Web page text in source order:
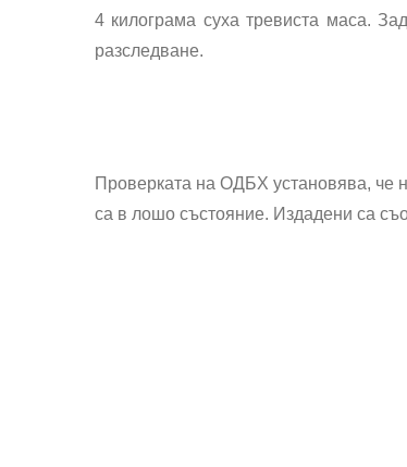
4 килограма суха тревиста маса.
разследване.
Проверката на ОДБХ установява, че
са в лошо състояние. Издадени са